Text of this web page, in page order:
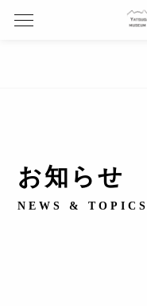
お知らせ
NEWS & TOPICS